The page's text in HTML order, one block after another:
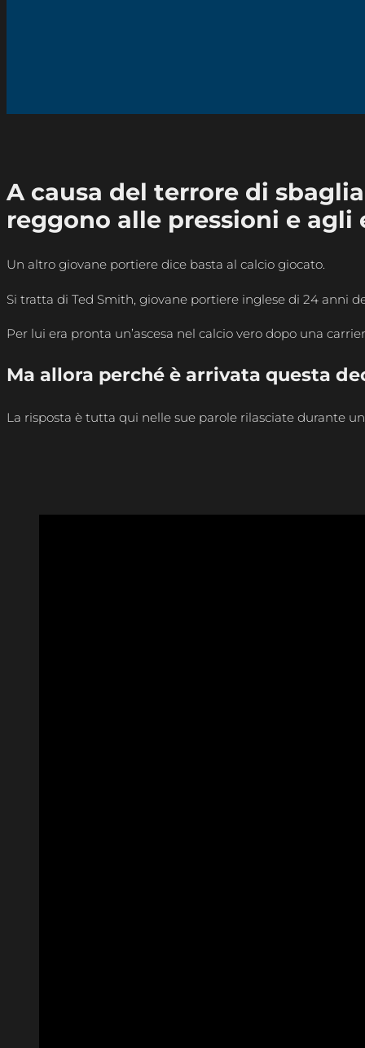
A causa del terrore di
reggono alle pressioni e
Un altro giovane portiere dice basta al calcio giocato.
Si tratta di Ted Smith, giovane portiere inglese di 24 anni
Per lui era pronta un’ascesa nel calcio vero dopo una
Ma allora perché è arrivata questa
La risposta è tutta qui nelle sue parole rilasciate durante